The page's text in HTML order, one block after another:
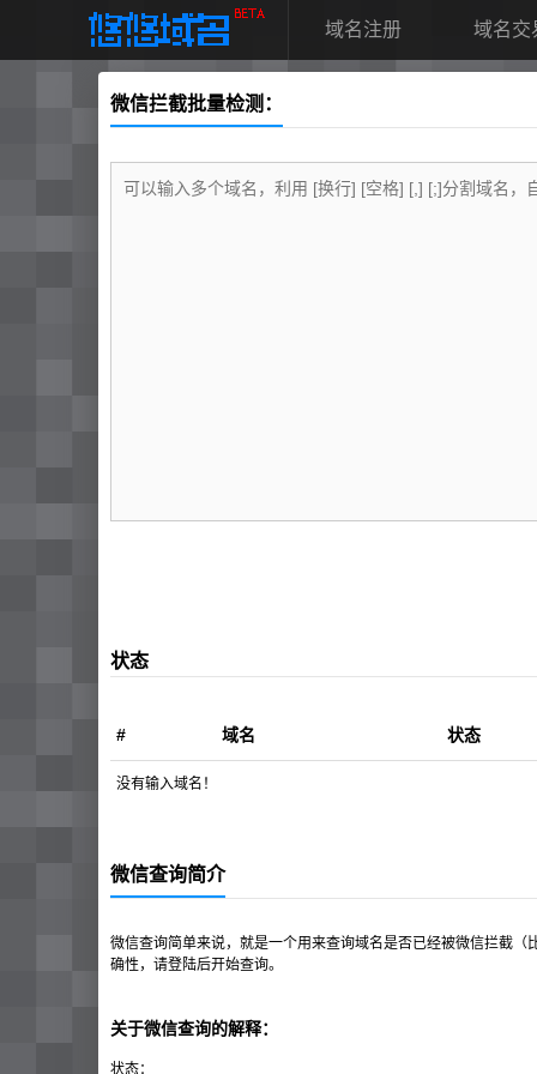
域名注册 域名交
微信拦截批量检测：
状态
# 域名 状态
没有输入域名！
微信查询简介
微信查询简单来说，就是一个用来查询域名是否已经被微信拦截
确性，请登陆后开始查询。
关于微信查询的解释：
状态：